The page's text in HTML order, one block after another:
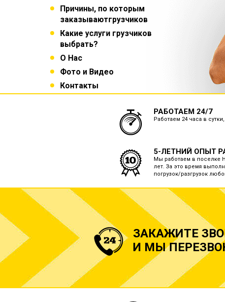
Причины, по которым
заказываютгрузчиков
Какие услуги грузчиков
выбрать?
О Нас
Фото и Видео
Контакты
РАБОТАЕМ 24/7
Работаем 24 часа в
5-ЛЕТНИЙ ОПЫТ
Мы работаем в поселке
лет. За это время
погрузок/разгрузок
ЗАКАЖИТЕ
И МЫ